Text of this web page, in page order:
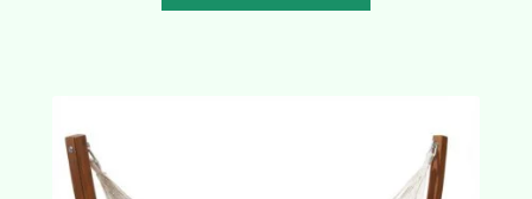
était :